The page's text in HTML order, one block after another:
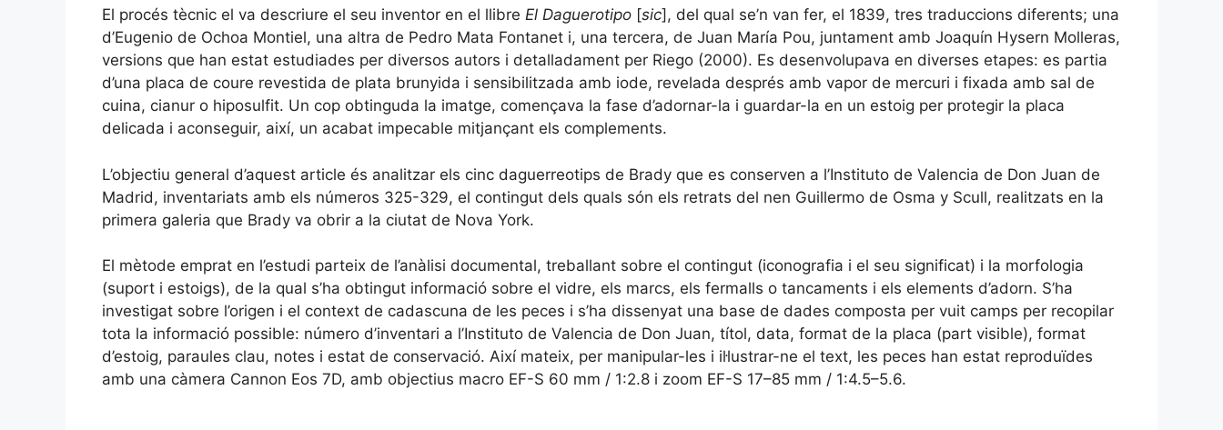
El procés tècnic el va descriure el seu inventor en el llibre El Daguerotipo [sic], del qual se’n van fer, el 1839, tres traduccions diferents; una
d’Eugenio de Ochoa Montiel, una altra de Pedro Mata Fontanet i, una tercera, de Juan María Pou, juntament amb Joaquín Hysern Molleras,
versions que han estat estudiades per diversos autors i detalladament per Riego (2000). Es desenvolupava en diverses etapes: es partia
d’una placa de coure revestida de plata brunyida i sensibilitzada amb iode, revelada després amb vapor de mercuri i fixada amb sal de
cuina, cianur o hiposulfit. Un cop obtinguda la imatge, començava la fase d’adornar-la i guardar-la en un estoig per protegir la placa
delicada i aconseguir, així, un acabat impecable mitjançant els complements.
L’objectiu general d’aquest article és analitzar els cinc daguerreotips de Brady que es conserven a l’Instituto de Valencia de Don Juan de
Madrid, inventariats amb els números 325-329, el contingut dels quals són els retrats del nen Guillermo de Osma y Scull, realitzats en la
primera galeria que Brady va obrir a la ciutat de Nova York.
El mètode emprat en l’estudi parteix de l’anàlisi documental, treballant sobre el contingut (iconografia i el seu significat) i la morfologia
(suport i estoigs), de la qual s’ha obtingut informació sobre el vidre, els marcs, els fermalls o tancaments i els elements d’adorn. S’ha
investigat sobre l’origen i el context de cadascuna de les peces i s’ha dissenyat una base de dades composta per vuit camps per recopilar
tota la informació possible: número d’inventari a l’Instituto de Valencia de Don Juan, títol, data, format de la placa (part visible), format
d’estoig, paraules clau, notes i estat de conservació. Així mateix, per manipular-les i il·lustrar-ne el text, les peces han estat reproduïdes
amb una càmera Cannon Eos 7D, amb objectius macro EF-S 60 mm / 1:2.8 i zoom EF-S 17–85 mm / 1:4.5–5.6.